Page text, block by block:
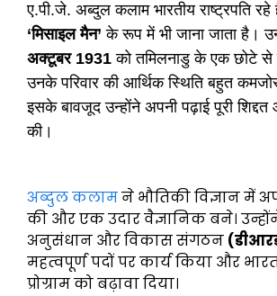
ए.पी.जे. अब्दुल कलाम भारतीय राष्ट्रपति
‘मिसाइल मैन’ के रूप में भी जाना जाता है।
अक्टूबर 1931 को तमिलनाडु के एक छोटे से
उनके परिवार की आर्थिक स्थिति बहुत
इसके बावजूद उन्होंने अपनी पढ़ाई पूरी
की।
अब्दुल कलामने भौतिकी विज्ञान में
की और एक उदार वैज्ञानिक बने। उन्होंने
अनुसंधान और विकास संगठन
महत्वपूर्ण पदों पर कार्य किया और
प्रोग्राम को बढ़ावा दिया।